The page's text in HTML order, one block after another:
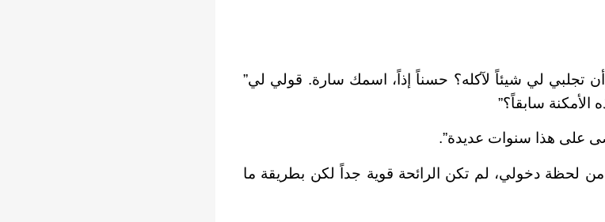
تجلبي لي شيئاً لآكله؟ حسناً إذاً، اسمك سارة. قولي لي”
الأمكنة سابقاً؟”
على هذا سنوات عديدة”.
لحظة دخولي، لم تكن الرائحة قوية جداً لكن بطريقة ما